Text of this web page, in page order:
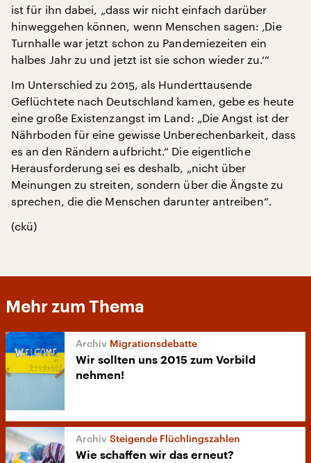
ist für ihn dabei, „dass wir nicht einfach darüber
hinweggehen können, wenn Menschen sagen: ‚Die
Turnhalle war jetzt schon zu Pandemiezeiten ein
halbes Jahr zu und jetzt ist sie schon wieder zu.‘“
Im Unterschied zu 2015, als Hunderttausende
Geflüchtete nach Deutschland kamen, gebe es heute
eine große Existenzangst im Land: „Die Angst ist der
Nährboden für eine gewisse Unberechenbarkeit, dass
es an den Rändern aufbricht.“ Die eigentliche
Herausforderung sei es deshalb, „nicht über
Meinungen zu streiten, sondern über die Ängste zu
sprechen, die die Menschen darunter antreiben“.
(ckü)
Mehr zum Thema
Migrationsdebatte
Wir sollten uns 2015 zum Vorbild
nehmen!
Steigende Flüchlingszahlen
Wie schaffen wir das erneut?